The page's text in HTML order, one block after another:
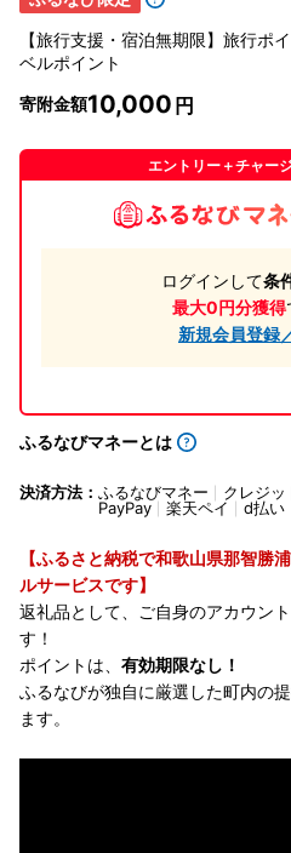
【旅行支援・宿泊無期限】旅行ポ
ベルポイント
寄附金額10,000
エントリー＋チャー
ログインして条
最大0円分獲得
新規会員登録
ふるなびマネーとは
決済方法： ふるなびマネー クレジッ
PayPay
楽天ペイ d払い
【ふるさと納税で和歌山県那智勝
ルサービスです】
返礼品として、ご自身のアカウン
す！
ポイントは、 有効期限なし！
ふるなびが独自に厳選した町内の
ます。